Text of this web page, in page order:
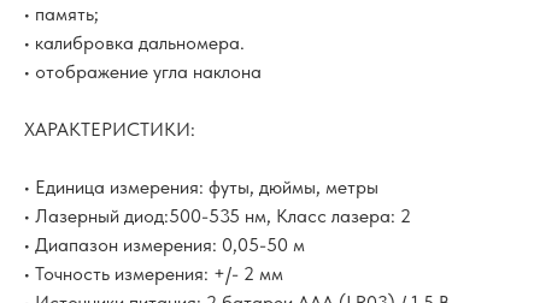
• память;
• калибровка дальномера.
• отображение угла наклона
ХАРАКТЕРИСТИКИ:
• Единица измерения: футы, дюймы, метры
• Лазерный диод:500-535 нм, Класс лазера: 2
• Диапазон измерения: 0,05-50 м
• Точность измерения: +/- 2 мм